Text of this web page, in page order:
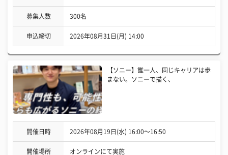
募集人数 300名
申込締切 2026年08月31日(月) 14:00
【ソニー】誰一人、同じキャリアは歩
まない。ソニーで描く、
開催日時 2026年08月19日(水) 16:00〜16:50
開催場所 オンラインにて実施